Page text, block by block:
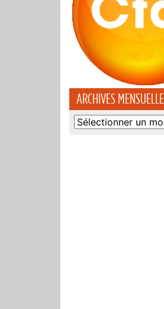
ARCHIVES
Archives